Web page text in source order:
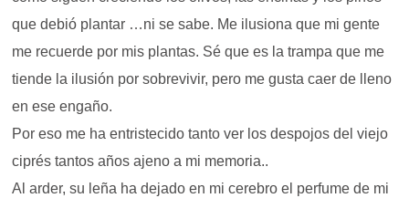
que debió plantar …ni se sabe. Me ilusiona que mi gente
me recuerde por mis plantas. Sé que es la trampa que me
tiende la ilusión por sobrevivir, pero me gusta caer de lleno
en ese engaño.
Por eso me ha entristecido tanto ver los despojos del viejo
ciprés tantos años ajeno a mi memoria..
Al arder, su leña ha dejado en mi cerebro el perfume de mi